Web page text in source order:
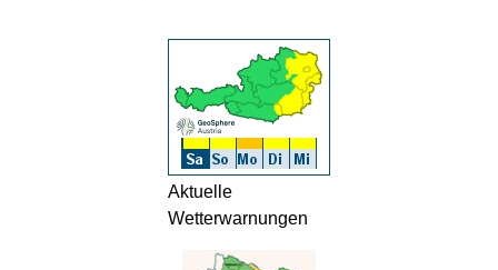
Aktuelle
Wetterwarnungen